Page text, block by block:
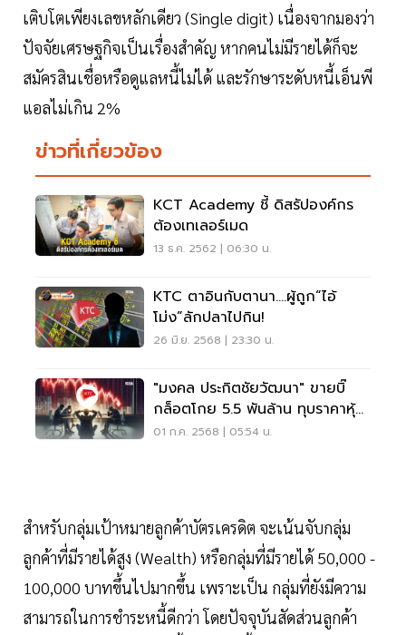
เติบโตเพียงเลขหลักเดียว (Single digit) เนื่องจากมองว่า
ปัจจัยเศรษฐกิจเป็นเรื่องสำคัญ หากคนไม่มีรายได้ก็จะ
สมัครสินเชื่อหรือดูแลหนี้ไม่ได้ และรักษาระดับหนี้เอ็นพี
แอลไม่เกิน 2%
ข่าวที่เกี่ยวข้อง
KCT Academy ชี้ ดิสรัปองค์กร
ต้องเทเลอร์เมด
13 ธ.ค. 2562 | 06:30 น.
KTC ตาอินกับตานา....ผู้ถูก“ไอ้
โม่ง”ลักปลาไปกิน!
26 มิ.ย. 2568 | 23:30 น.
"มงคล ประกิตชัยวัฒนา" ขายบิ๊
กล็อตโกย 5.5 พันล้าน ทุบราคาหุ้น
KTC ดิ่งฟลอร์
01 ก.ค. 2568 | 05:54 น.
สำหรับกลุ่มเป้าหมายลูกค้าบัตรเครดิต จะเน้นจับกลุ่ม
ลูกค้าที่มีรายได้สูง (Wealth) หรือกลุ่มที่มีรายได้ 50,000 -
100,000 บาทขึ้นไปมากขึ้น เพราะเป็น กลุ่มที่ยังมีความ
สามารถในการชำระหนี้ดีกว่า โดยปัจจุบันสัดส่วนลูกค้า